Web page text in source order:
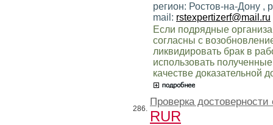
регион: Ростов-на-Дону ,
mail: rstexpertizerf@mail.ru
Если подрядные
согласны с
ликвидировать брак в
использовать
качестве доказательной
286.
Проверка
RUR